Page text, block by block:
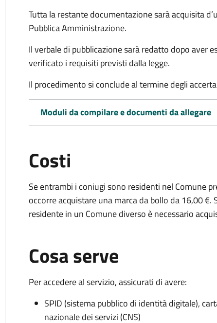
Tutta la restante documentazione sarà acquisita
Pubblica Amministrazione.
Il verbale di pubblicazione sarà redatto dopo aver
verificato i requisiti previsti dalla legge.
Il procedimento si conclude al termine degli
Moduli da compilare e documenti da allegare
Costi
Se entrambi i coniugi sono residenti nel Comune
occorre acquistare una marca da bollo da 16,00 €.
residente in un Comune diverso è necessario
Cosa serve
Per accedere al servizio, assicurati di avere:
SPID (sistema pubblico di identità digitale),
nazionale dei servizi (CNS)